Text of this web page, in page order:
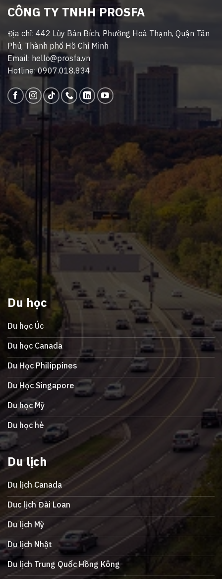
CÔNG TY TNHH PROSFA
Địa chỉ: 442 Lũy Bán Bích, Phường Hoà Thạnh, Quận Tân
Phú, Thành phố Hồ Chí Minh
Email: hello@prosfa.vn
Hotline: 0907.018.834
Du học
Du học Úc
Du học Canada
Du Học Philippines
Du Học Singapore
Du học Mỹ
Du học hè
Du lịch
Du lịch Canada
Duc lịch Đài Loan
Du lịch Mỹ
Du lịch Nhật
Du lịch Trung Quốc Hồng Kông